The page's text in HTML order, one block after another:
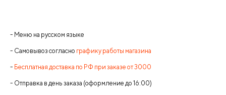
- Меню на русском языке
- Самовывоз согласно графику работы магазина
- Бесплатная доставка по РФ при заказе от 3000
- Отправка в день заказа (оформление до 16:00)